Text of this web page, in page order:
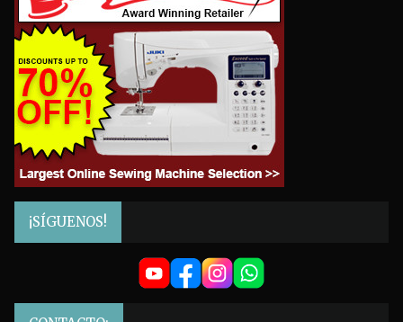
¡SÍGUENOS!